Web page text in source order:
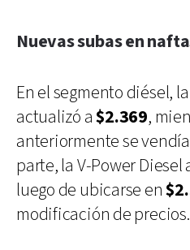
Nuevas subas en
En el segmento diésel,
actualizó a$2.369,
anteriormente se
parte, la V-Power Diesel
luego de ubicarse en
modificación de precios.